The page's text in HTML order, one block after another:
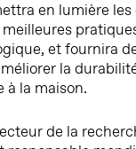
en lumière les
et fournira
la
à la maison.
de la